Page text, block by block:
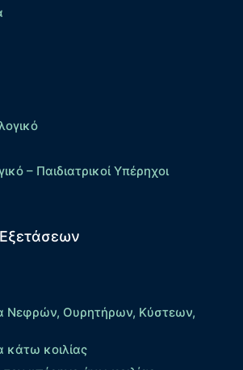
– Παιδιατρικοί Υπέρηχοι
Νεφρών, Ουρητήρων, Κύστεων,
κοιλίας